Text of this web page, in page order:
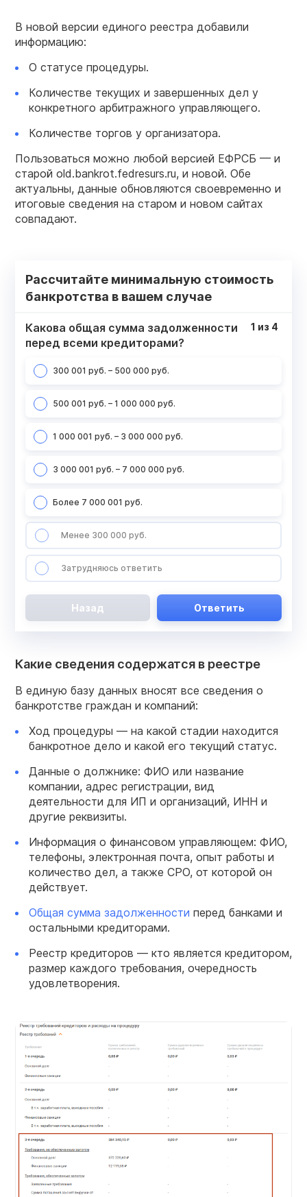
В новой версии единого реестра добавили
информацию:
О статусе процедуры.
Количестве текущих и завершенных дел у
конкретного арбитражного управляющего.
Количестве торгов у организатора.
Пользоваться можно любой версией ЕФРСБ — и
старой old.bankrot.fedresurs.ru, и новой. Обе
актуальны, данные обновляются своевременно и
итоговые сведения на старом и новом сайтах
совпадают.
Рассчитайте минимальную стоимость
банкротства в вашем случае
Какова общая сумма задолженности
перед всеми кредиторами?
300 001 руб. – 500 000 руб.
500 001 руб. – 1 000 000 руб.
1 000 001 руб. – 3 000 000 руб.
3 000 001 руб. – 7 000 000 руб.
Более 7 000 001 руб.
Менее 300 000 руб.
Затрудняюсь ответить
1 из 4
Назад Ответить
Какие сведения содержатся в реестре
В единую базу данных вносят все сведения о
банкротстве граждан и компаний:
Ход процедуры — на какой стадии находится
банкротное дело и какой его текущий статус.
Данные о должнике: ФИО или название
компании, адрес регистрации, вид
деятельности для ИП и организаций, ИНН и
другие реквизиты.
Информация о финансовом управляющем: ФИО,
телефоны, электронная почта, опыт работы и
количество дел, а также СРО, от которой он
действует.
Общая сумма задолженности перед банками и
остальными кредиторами.
Реестр кредиторов — кто является кредитором,
размер каждого требования, очередность
удовлетворения.